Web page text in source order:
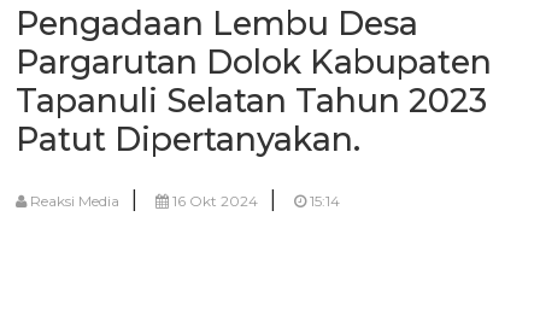
Pengadaan Lembu Desa
Pargarutan Dolok Kabupaten
Tapanuli Selatan Tahun 2023
Patut Dipertanyakan.
Reaksi Media | 16 Okt 2024 | 15:14